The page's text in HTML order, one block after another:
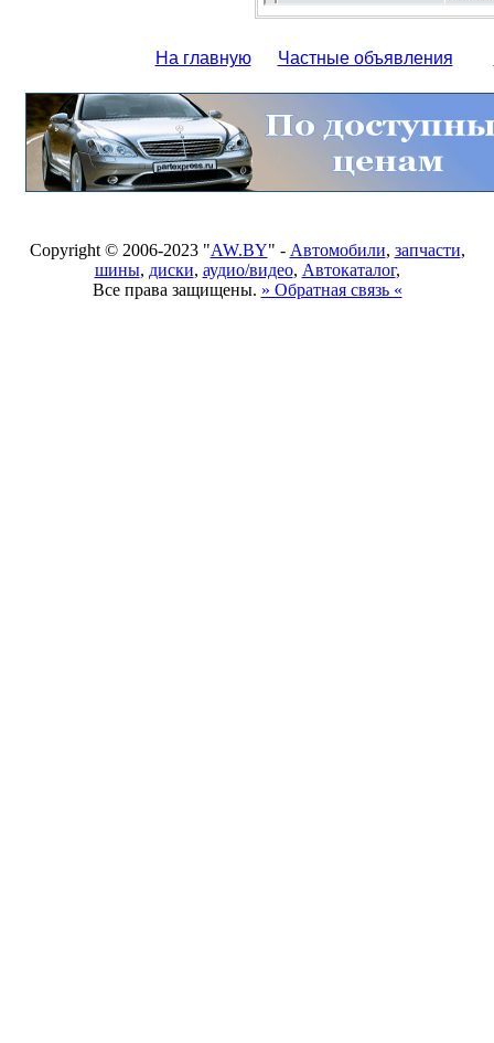
На главную Частные объявления
Copyright © 2006-2023 "AW.BY" - Автомобили, запчасти,
шины, диски, аудио/видео, Автокаталог,
Все права защищены. » Обратная связь «